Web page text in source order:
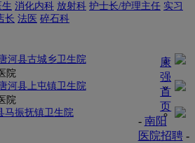
生 消化内科 放射科 护士长/护理主任 实习
长 法医 碎石科
河县古城乡卫生院
院
河县上屯镇卫生院
院
马振抚镇卫生院
康
强
首
页
- 南阳
医院招聘-